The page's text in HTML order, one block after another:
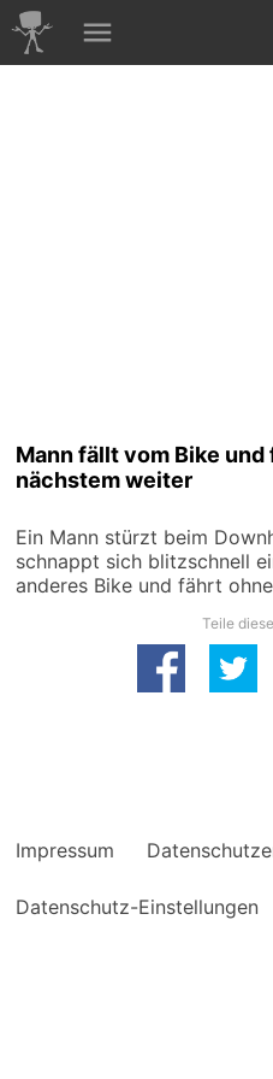
Mann fällt vom Bike
nächstem weiter
Ein Mann stürzt beim
schnappt sich blitzschnell
anderes Bike und fährt
Teile
Impressum
Datenschutz-Einstellungen